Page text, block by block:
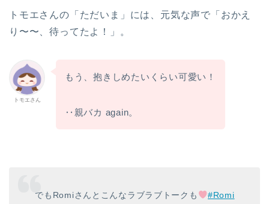
トモエさんの「ただいま」には、元気な声で「おかえ
り〜〜、待ってたよ！」。
トモエさん
もう、抱きしめたいくらい可愛い！
‥親バカ again。
でもRomiさんとこんなラブラブトークも #Romi